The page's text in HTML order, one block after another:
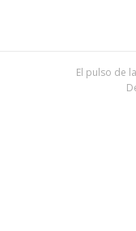
El pulso de